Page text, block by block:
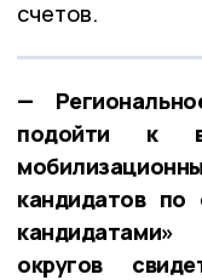
счетов.
—
подойти к
кандидатов по
округов